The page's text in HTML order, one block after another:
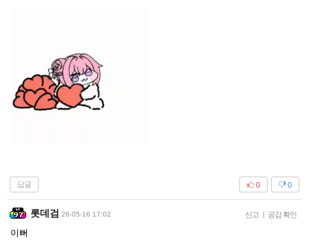
답글 0
0
롯데검 26-05-16 17:02 신고 | 공감 확인
이뻐